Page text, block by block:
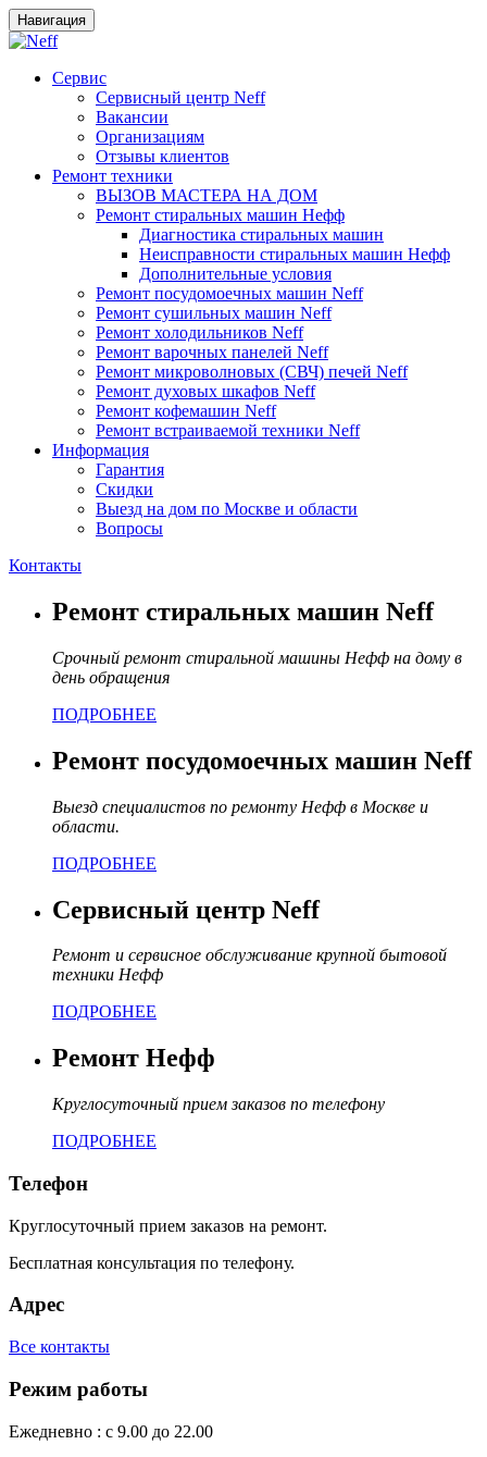
Навигация
Сервис
Сервисный центр Neff
Вакансии
Организациям
Отзывы клиентов
Ремонт техники
ВЫЗОВ МАСТЕРА НА ДОМ
Ремонт стиральных машин Нефф
Диагностика стиральных машин
Неисправности стиральных машин Нефф
Дополнительные условия
Ремонт посудомоечных машин Neff
Ремонт сушильных машин Neff
Ремонт холодильников Neff
Ремонт варочных панелей Neff
Ремонт микроволновых (СВЧ) печей Neff
Ремонт духовых шкафов Neff
Ремонт кофемашин Neff
Ремонт встраиваемой техники Neff
Информация
Гарантия
Скидки
Выезд на дом по Москве и области
Вопросы
Контакты
Ремонт стиральных машин Neff
Срочный ремонт стиральной машины Нефф на дому в
день обращения
ПОДРОБНЕЕ
Ремонт посудомоечных машин Neff
Выезд специалистов по ремонту Нефф в Москве и
области.
ПОДРОБНЕЕ
Сервисный центр Neff
Ремонт и сервисное обслуживание крупной бытовой
техники Нефф
ПОДРОБНЕЕ
Ремонт Нефф
Круглосуточный прием заказов по телефону
ПОДРОБНЕЕ
Телефон
Круглосуточный прием заказов на ремонт.
Бесплатная консультация по телефону.
Адрес
Все контакты
Режим работы
Ежедневно : с 9.00 до 22.00